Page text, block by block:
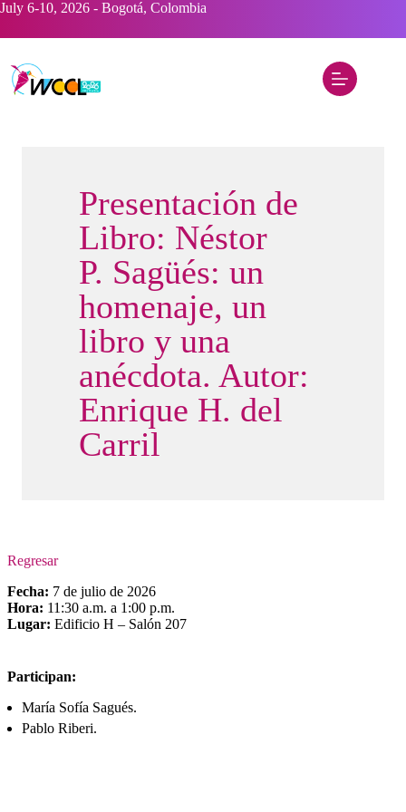
Saltar
contenido
July 6-10, 2026 - Bogotá, Colombia
Presentación de
Libro: Néstor
P. Sagüés: un
homenaje, un
libro y una
anécdota. Autor:
Enrique H. del
Carril
Regresar
Fecha: 7 de julio de 2026
Hora: 11:30 a.m. a 1:00 p.m.
Lugar: Edificio H – Salón 207
Participan:
María Sofía Sagués.
Pablo Riberi.